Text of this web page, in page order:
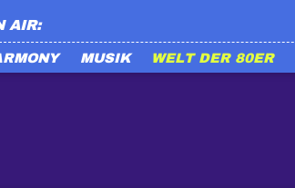
AIR:
MUSIK WELT DER 80ER